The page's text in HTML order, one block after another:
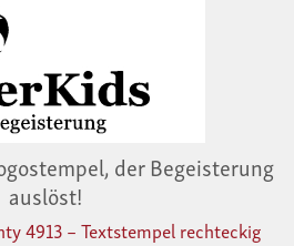
der Begeisterung
auslöst!
4913 – Textstempel rechteckig